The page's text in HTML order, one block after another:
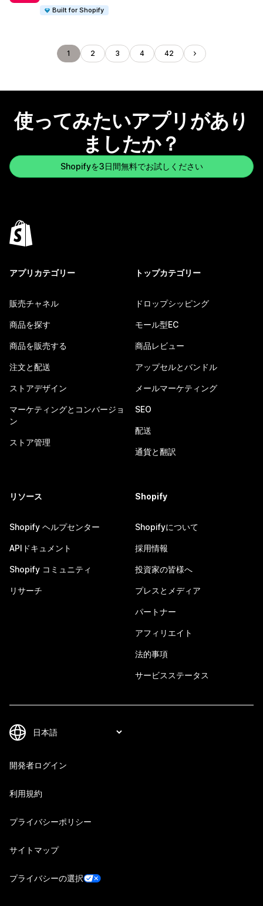
Built for Shopify
1 2 3 4 42
使ってみたいアプリがあり
ましたか？
Shopifyを3日間無料でお試しください
アプリカテゴリー
販売チャネル
商品を探す
商品を販売する
注文と配送
ストアデザイン
マーケティングとコンバージョ
ン
ストア管理
トップカテゴリー
ドロップシッピング
モール型EC
商品レビュー
アップセルとバンドル
メールマーケティング
SEO
配送
通貨と翻訳
リソース
Shopify ヘルプセンター
APIドキュメント
Shopify コミュニティ
リサーチ
Shopify
Shopifyについて
採用情報
投資家の皆様へ
プレスとメディア
パートナー
アフィリエイト
法的事項
サービスステータス
開発者ログイン
利用規約
プライバシーポリシー
サイトマップ
プライバシーの選択